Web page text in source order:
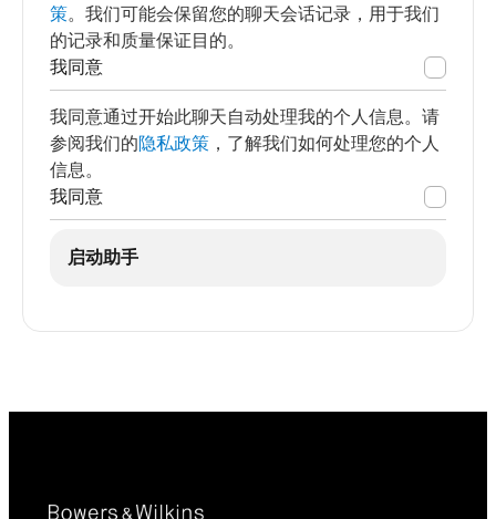
策。我们可能会保留您的聊天会话记录，用于我们
的记录和质量保证目的。
我同意
我同意通过开始此聊天自动处理我的个人信息。请
参阅我们的隐私政策 ，了解我们如何处理您的个人
信息。
我同意
启动助手